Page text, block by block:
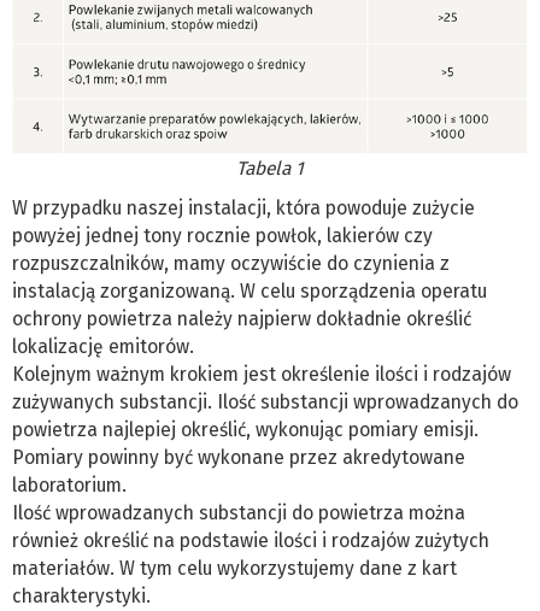
Tabela 1
W przypadku naszej instalacji, która powoduje zużycie
powyżej jednej tony rocznie powłok, lakierów czy
rozpuszczalników, mamy oczywiście do czynienia z
instalacją zorganizowaną. W celu sporządzenia operatu
ochrony powietrza należy najpierw dokładnie określić
lokalizację emitorów.
Kolejnym ważnym krokiem jest określenie ilości i rodzajów
zużywanych substancji. Ilość substancji wprowadzanych do
powietrza najlepiej określić, wykonując pomiary emisji.
Pomiary powinny być wykonane przez akredytowane
laboratorium.
Ilość wprowadzanych substancji do powietrza można
również określić na podstawie ilości i rodzajów zużytych
materiałów. W tym celu wykorzystujemy dane z kart
charakterystyki.